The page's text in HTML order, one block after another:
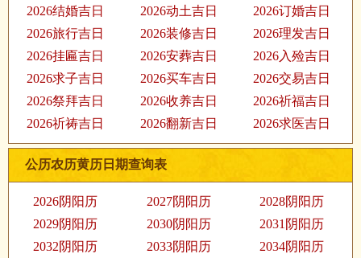
2026结婚吉日
2026动土吉日
2026订婚吉日
2026旅行吉日
2026装修吉日
2026理发吉日
2026挂匾吉日
2026安葬吉日
2026入殓吉日
2026求子吉日
2026买车吉日
2026交易吉日
2026祭拜吉日
2026收养吉日
2026祈福吉日
2026祈祷吉日
2026翻新吉日 2026求医吉日
公历农历黄历日期查询表
2026阴阳历 2027阴阳历
2028阴阳历
2029阴阳历
2030阴阳历
2031阴阳历
2032阴阳历
2033阴阳历
2034阴阳历